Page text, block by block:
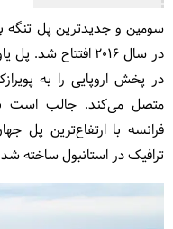
سومین و جدیدترین پل تنگه
متصل ‏می‌کند. جالب است
فرانسه با ارتفاع‌ترین پل
ترافیک در استانبول ساخته